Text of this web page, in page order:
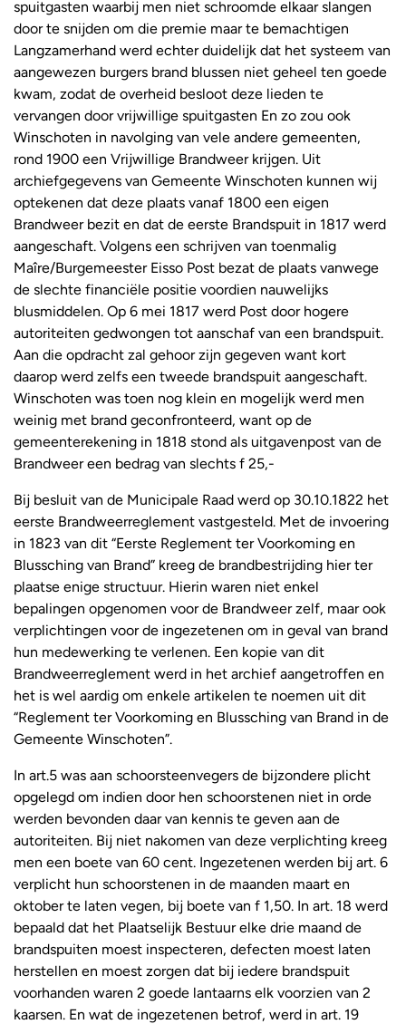
spuitgasten waarbij men niet schroomde elkaar slangen
door te snijden om die premie maar te bemachtigen
Langzamerhand werd echter duidelijk dat het systeem van
aangewezen burgers brand blussen niet geheel ten goede
kwam, zodat de overheid besloot deze lieden te
vervangen door vrijwillige spuitgasten En zo zou ook
Winschoten in navolging van vele andere gemeenten,
rond 1900 een Vrijwillige Brandweer krijgen. Uit
archiefgegevens van Gemeente Winschoten kunnen wij
optekenen dat deze plaats vanaf 1800 een eigen
Brandweer bezit en dat de eerste Brandspuit in 1817 werd
aangeschaft. Volgens een schrijven van toenmalig
Maîre/Burgemeester Eisso Post bezat de plaats vanwege
de slechte financiële positie voordien nauwelijks
blusmiddelen. Op 6 mei 1817 werd Post door hogere
autoriteiten gedwongen tot aanschaf van een brandspuit.
Aan die opdracht zal gehoor zijn gegeven want kort
daarop werd zelfs een tweede brandspuit aangeschaft.
Winschoten was toen nog klein en mogelijk werd men
weinig met brand geconfronteerd, want op de
gemeenterekening in 1818 stond als uitgavenpost van de
Brandweer een bedrag van slechts f 25,-
Bij besluit van de Municipale Raad werd op 30.10.1822 het
eerste Brandweerreglement vastgesteld. Met de invoering
in 1823 van dit “Eerste Reglement ter Voorkoming en
Blussching van Brand” kreeg de brandbestrijding hier ter
plaatse enige structuur. Hierin waren niet enkel
bepalingen opgenomen voor de Brandweer zelf, maar ook
verplichtingen voor de ingezetenen om in geval van brand
hun medewerking te verlenen. Een kopie van dit
Brandweerreglement werd in het archief aangetroffen en
het is wel aardig om enkele artikelen te noemen uit dit
“Reglement ter Voorkoming en Blussching van Brand in de
Gemeente Winschoten”.
In art.5 was aan schoorsteenvegers de bijzondere plicht
opgelegd om indien door hen schoorstenen niet in orde
werden bevonden daar van kennis te geven aan de
autoriteiten. Bij niet nakomen van deze verplichting kreeg
men een boete van 60 cent. Ingezetenen werden bij art. 6
verplicht hun schoorstenen in de maanden maart en
oktober te laten vegen, bij boete van f 1,50. In art. 18 werd
bepaald dat het Plaatselijk Bestuur elke drie maand de
brandspuiten moest inspecteren, defecten moest laten
herstellen en moest zorgen dat bij iedere brandspuit
voorhanden waren 2 goede lantaarns elk voorzien van 2
kaarsen. En wat de ingezetenen betrof, werd in art. 19